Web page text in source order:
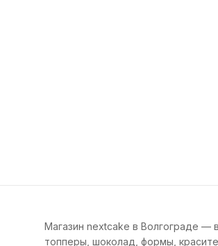
Магазин nextcake в Волгограде —
топперы, шоколад, формы,